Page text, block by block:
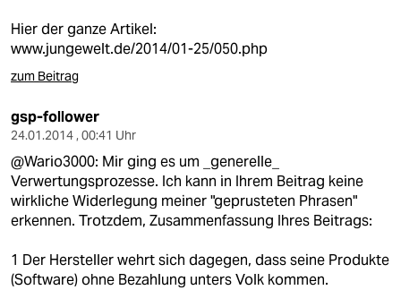
Hier der ganze Artikel:
www.jungewelt.de/2014/01-25/050.php
zum Beitrag
gsp-follower
24.01.2014 , 00:41 Uhr
@Wario3000: Mir ging es um _generelle_
Verwertungsprozesse. Ich kann in Ihrem Beitrag keine
wirkliche Widerlegung meiner "geprusteten Phrasen"
erkennen. Trotzdem, Zusammenfassung Ihres Beitrags:
1 Der Hersteller wehrt sich dagegen, dass seine Produkte
(Software) ohne Bezahlung unters Volk kommen.